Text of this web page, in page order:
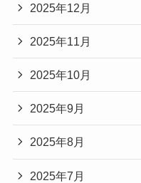
2025年12月
2025年11月
2025年10月
2025年9月
2025年8月
2025年7月